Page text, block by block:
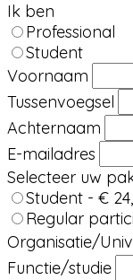
Ik ben
Professional
Student
Voornaam
Tussenvoegsel
Achternaam
E-mailadres
Selecteer uw
Student - €
Regular
Organisatie/
Functie/studie